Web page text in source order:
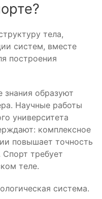
тела,
систем, вместе
построения
знания образуют
Научные работы
университета
комплексное
повышает точность
требует
теле.
система.